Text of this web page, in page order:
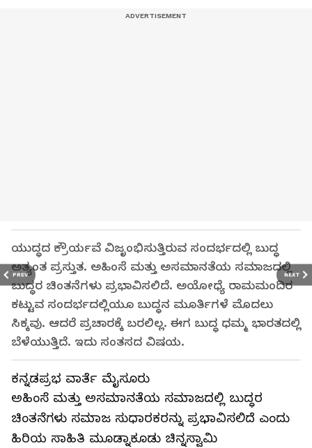
PREV NEXT
ಯುದ್ಧದ ಕ್ರೌರ್ಯವೆ ವಿಜೃಂಭಿಸುತ್ತಿರುವ ಸಂದರ್ಭದಲ್ಲಿ ಬುದ್ಧ
ಅತ್ಯಂತ ಪ್ರಸ್ತುತ. ಅಹಿಂಸೆ ಮತ್ತು ಅಸಮಾನತೆಯ ಸಮಾಜದಲ್ಲಿ
ಬುದ್ಧರ ಚಿಂತನೆಗಳು ಪ್ರಭಾವಿಸಲಿದೆ. ಅಯೋಧ್ಯೆ ರಾಮಮಂದಿರ
ಕಟ್ಟುವ ಸಂದರ್ಭದಲ್ಲಿಯೂ ಬುದ್ಧನ ಮೂರ್ತಿಗಳೆ ಮೊದಲು
ಸಿಕ್ಕವು. ಆದರೆ ಪ್ರಚಾರಕ್ಕೆ ಬರಲಿಲ್ಲ. ಈಗ ಬುದ್ಧ ಧಮ್ಮ ಭಾರತದಲ್ಲಿ
ಬೆಳೆಯುತ್ತಿದೆ. ಇದು ಸಂತಸದ ವಿಷಯ.
ಕನ್ನಡಪ್ರಭ ವಾರ್ತೆ ಮೈಸೂರು
ಅಹಿಂಸೆ ಮತ್ತು ಅಸಮಾನತೆಯ ಸಮಾಜದಲ್ಲಿ ಬುದ್ಧರ
ಚಿಂತನೆಗಳು ಸಮಾಜ ಸುಧಾರಕರನ್ನು ಪ್ರಭಾವಿಸಲಿದೆ ಎಂದು
ಹಿರಿಯ ಸಾಹಿತಿ ಮೂಡ್ನಾಕೂಡು ಚಿನ್ನಸ್ವಾಮಿ